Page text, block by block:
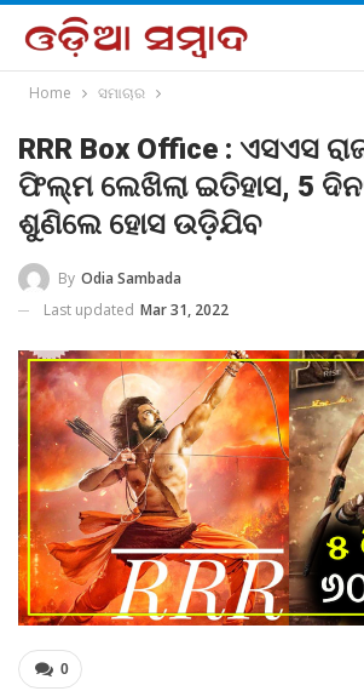
Home ସମାଚାର
RRR Box Office : ଏସଏସ
ଫିଲ୍ମ ଲେଖିଲା ଇତିହାସ, 5
ଶୁଣିଲେ ହୋସ ଉଡ଼ିଯିବ
By Odia Sambada
Last updated Mar 31, 2022
0